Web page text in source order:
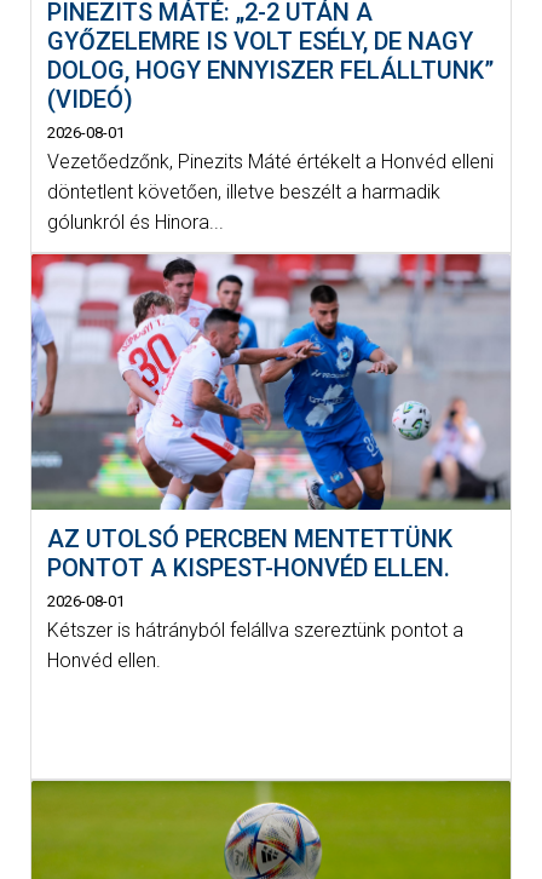
PINEZITS MÁTÉ: „2-2 UTÁN A
GYŐZELEMRE IS VOLT ESÉLY, DE NAGY
DOLOG, HOGY ENNYISZER FELÁLLTUNK”
(VIDEÓ)
2026-08-01
Vezetőedzőnk, Pinezits Máté értékelt a Honvéd elleni
döntetlent követően, illetve beszélt a harmadik
gólunkról és Hinora...
AZ UTOLSÓ PERCBEN MENTETTÜNK
PONTOT A KISPEST-HONVÉD ELLEN.
2026-08-01
Kétszer is hátrányból felállva szereztünk pontot a
Honvéd ellen.